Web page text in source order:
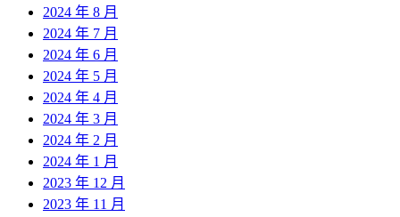
2024 年 8 月
2024 年 7 月
2024 年 6 月
2024 年 5 月
2024 年 4 月
2024 年 3 月
2024 年 2 月
2024 年 1 月
2023 年 12 月
2023 年 11 月